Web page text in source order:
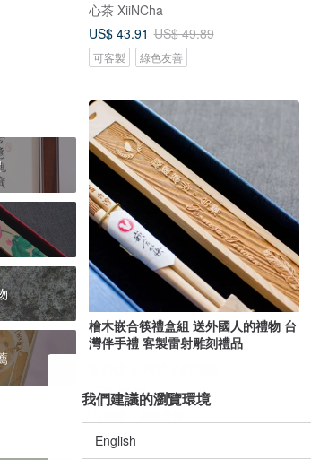
心茶 XiiNCha
US$ 43.91 US$ 49.89
可客製 綠色友善
檜木嵌合筷禮盒組 送外國人的禮物 台
灣伴手禮 客製雷射雕刻禮品
US$ 35.64
我們建議的瀏覽環境